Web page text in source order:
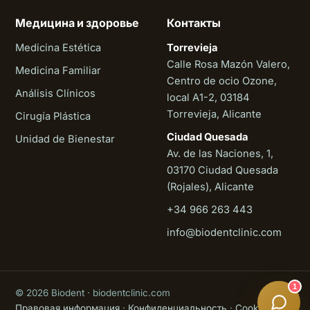
Медицина и здоровье
Medicina Estética
Medicina Familiar
Análisis Clínicos
Cirugía Plástica
Unidad de Bienestar
Контакты
Torrevieja
Calle Rosa Mazón Valero,
Centro de ocio Ozone,
local A1-2, 03184
Torrevieja, Alicante
Ciudad Quesada
Av. de las Naciones, 1,
03170 Ciudad Quesada
(Rojales), Alicante
+34 966 263 443
info@biodentclinic.com
© 2026 Biodent · biodentclinic.com
1